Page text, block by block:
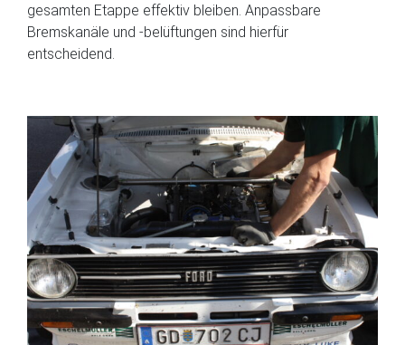
gesamten Etappe effektiv bleiben. Anpassbare
Bremskanäle und -belüftungen sind hierfür
entscheidend.